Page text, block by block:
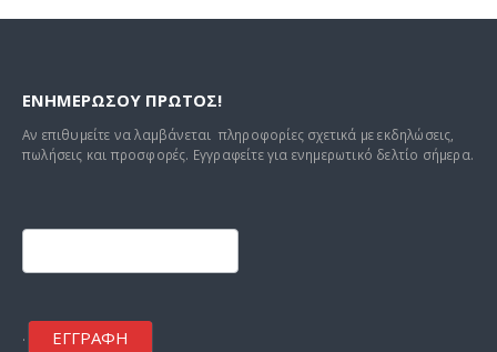
ΕΝΗΜΕΡΩΣΟΥ ΠΡΩΤΟΣ!
Αν επιθυμείτε να λαμβάνεται πληροφορίες σχετικά με εκδηλώσεις,
πωλήσεις και προσφορές. Εγγραφείτε για ενημερωτικό δελτίο σήμερα.
mailchimp
. ΕΓΓΡΑΦΗ